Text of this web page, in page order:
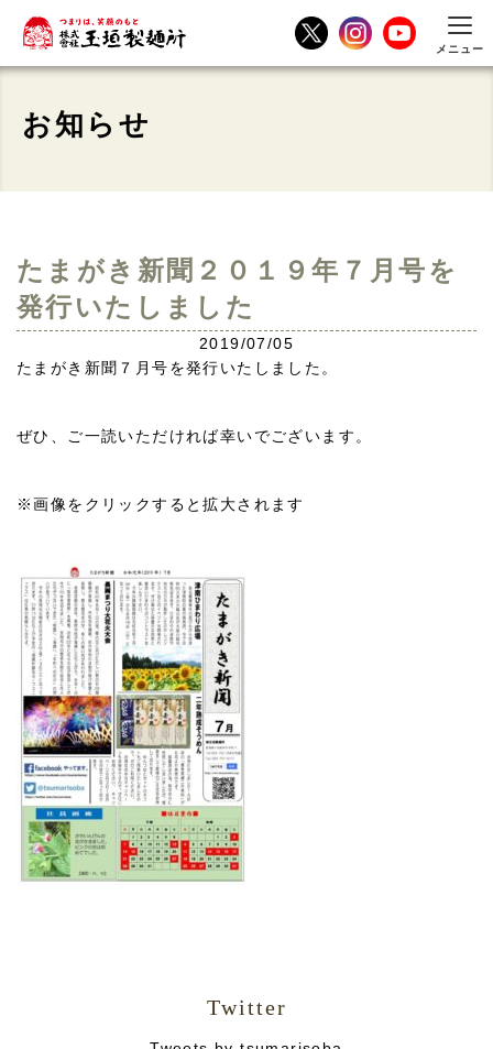
メニュー
お知らせ
たまがき新聞２０１９年７月号を
発行いたしました
2019/07/05
たまがき新聞７月号を発行いたしました。
ぜひ、ご一読いただければ幸いでございます。
※画像をクリックすると拡大されます
Twitter